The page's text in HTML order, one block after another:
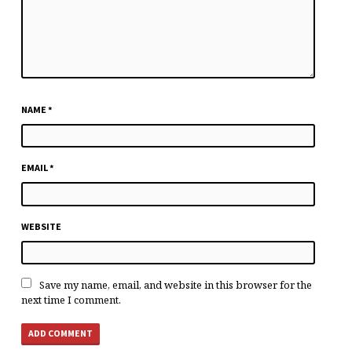
NAME *
EMAIL*
WEBSITE
Save my name, email, and website in this browser for the
next time I comment.